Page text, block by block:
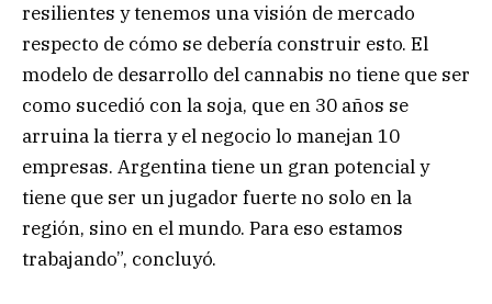
resilientes y tenemos una visión de mercado
respecto de cómo se debería construir esto. El
modelo de desarrollo del cannabis no tiene que ser
como sucedió con la soja, que en 30 años se
arruina la tierra y el negocio lo manejan 10
empresas. Argentina tiene un gran potencial y
tiene que ser un jugador fuerte no solo en la
región, sino en el mundo. Para eso estamos
trabajando”, concluyó.